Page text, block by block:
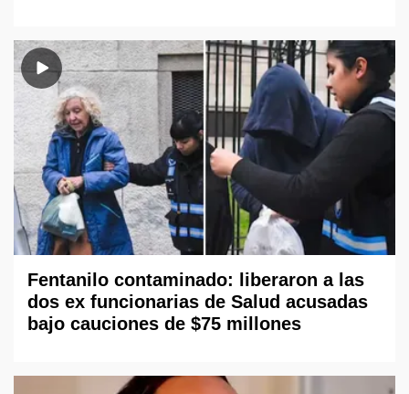
Fentanilo contaminado: liberaron a las
dos ex funcionarias de Salud acusadas
bajo cauciones de $75 millones